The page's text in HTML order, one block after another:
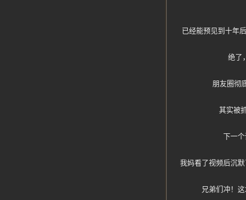
已经能预见到十年
绝了
朋友圈彻
其实被
下一
我妈看了视频后沉
兄弟们冲！